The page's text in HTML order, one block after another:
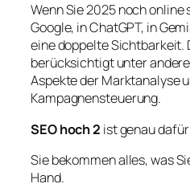
Wenn Sie 2025 noch
Google, in ChatGPT, in
eine doppelte Sichtbarkeit.
berücksichtigt unter
Aspekte der Marktanalyse
Kampagnensteuerung.
SEO hoch 2 ist genau
Sie bekommen alles, was
Hand.